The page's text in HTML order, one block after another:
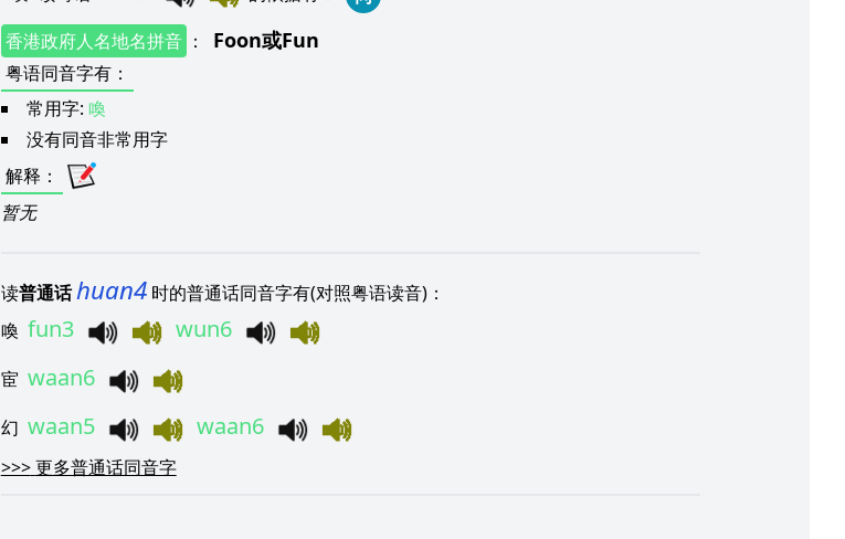
香港政府人名地名拼音 ： Foon或Fun
粤语同音字有：
常用字: 喚
没有同音非常用字
解释 ：
暂无
读普通话huan4 时的普通话同音字有(对照粤语读音)：
喚 fun3 wun6
宦 waan6
幻 waan5 waan6
>>>更多普通话同音字